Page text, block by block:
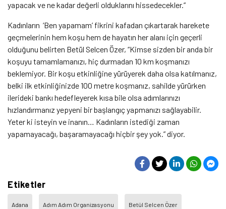
yapacak ve ne kadar değerli olduklarını hissedecekler.”
Kadınların ‘Ben yapamam’ fikrini kafadan çıkartarak harekete
geçmelerinin hem koşu hem de hayatın her alanı için geçerli
olduğunu belirten Betül Selcen Özer, “Kimse sizden bir anda bir
koşuyu tamamlamanızı, hiç durmadan 10 km koşmanızı
beklemiyor. Bir koşu etkinliğine yürüyerek daha olsa katılmanız,
belki ilk etkinliğinizde 100 metre koşmanız, sahilde yürürken
ilerideki bankı hedefleyerek kısa bile olsa adımlarınızı
hızlandırmanız yepyeni bir başlangıç yapmanızı sağlayabilir.
Yeter ki isteyin ve inanın… Kadınların istediği zaman
yapamayacağı, başaramayacağı hiçbir şey yok.” diyor.
Etiketler
Adana Adım Adım Organizasyonu Betül Selcen Özer